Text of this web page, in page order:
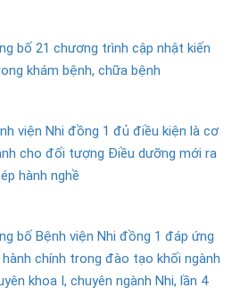
bố 21 chương trình cập nhật kiến
khám bệnh, chữa bệnh
viện Nhi đồng 1 đủ điều kiện là cơ
cho đối tượng Điều dưỡng mới ra
hành nghề
bố Bệnh viện Nhi đồng 1 đáp ứng
chính trong đào tạo khối ngành
khoa I, chuyên ngành Nhi, lần 4